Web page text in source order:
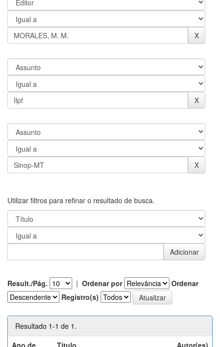
Utilizar filtros para refinar o resultado de busca.
Result./Pág. | Ordenar por
Ordenar
Registro(s)
Resultado 1-1 de 1.
Ano de
Título Autor(es)